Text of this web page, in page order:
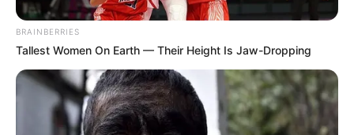
BRAINBERRIES
Tallest Women On Earth — Their Height Is Jaw-Dropping